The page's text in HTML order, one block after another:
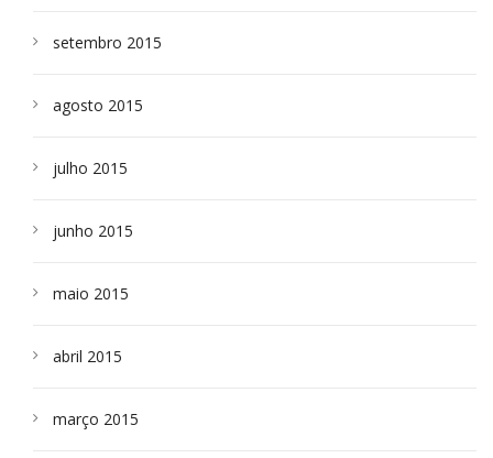
setembro 2015
agosto 2015
julho 2015
junho 2015
maio 2015
abril 2015
março 2015